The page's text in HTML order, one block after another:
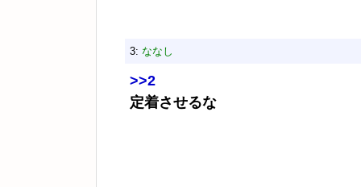
3: ななし
>>2
定着させるな